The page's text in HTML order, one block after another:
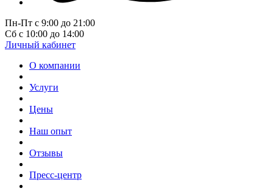
Пн-Пт с 9:00 до 21:00
Сб с 10:00 до 14:00
Личный кабинет
О компании
Услуги
Цены
Наш опыт
Отзывы
Пресс-центр